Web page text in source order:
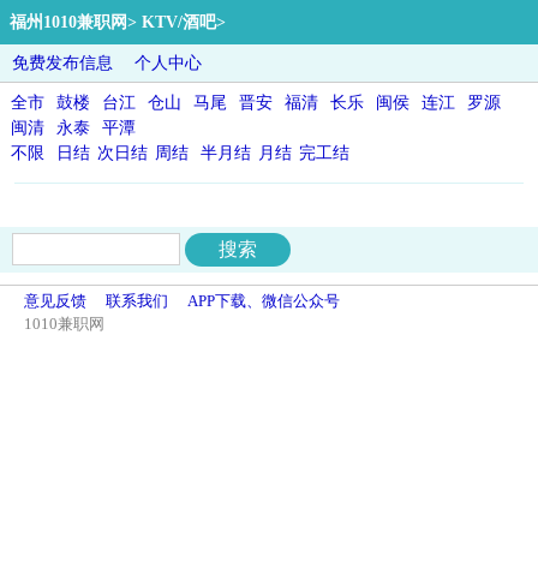
福州1010兼职网> KTV/酒吧>
免费发布信息 个人中心
全市 鼓楼 台江 仓山 马尾 晋安 福清 长乐 闽侯 连江
罗源
闽清
永泰
平潭
不限
日结 次日结 周结 半月结 月结 完工结
意见反馈 联系我们
APP下载、微信公众号
1010兼职网